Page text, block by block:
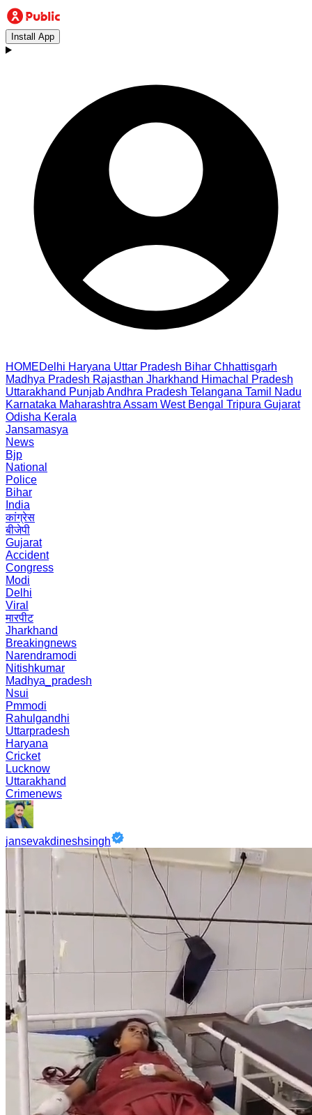
Install App
HOMEDelhi Haryana Uttar Pradesh Bihar Chhattisgarh
Madhya Pradesh Rajasthan Jharkhand Himachal Pradesh
Uttarakhand PunjabAndhra Pradesh Telangana Tamil Nadu
Karnataka Maharashtra Assam West Bengal Tripura Gujarat
Odisha Kerala
Jansamasya
News
Bjp
National
Police
Bihar
India
कांग्रेस
बीजेपी
Gujarat
Accident
Congress
Modi
Delhi
Viral
मारपीट
Jharkhand
Breakingnews
Narendramodi
Nitishkumar
Madhya_pradesh
Nsui
Pmmodi
Rahulgandhi
Uttarpradesh
Haryana
Cricket
Lucknow
Uttarakhand
Crimenews
jansevakdineshsingh